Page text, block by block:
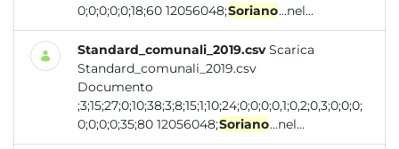
0;0;0;0;0;18;60 12056048;Soriano...nel...
Standard_comunali_2019.csv Scarica
Standard_comunali_2019.csv
Documento
;3;15;27;0;10;38;3;8;15;1;10;24;0;0;0;0,1;0,2;0,3;0;0;0;
0;0;0;0;35;80 12056048;Soriano...nel...